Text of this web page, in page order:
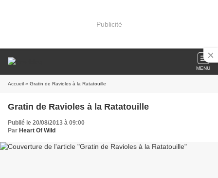
Publicité
MENU
Accueil » Gratin de Ravioles à la Ratatouille
Gratin de Ravioles à la Ratatouille
Publié le 20/08/2013 à 09:00
Par Heart Of Wild